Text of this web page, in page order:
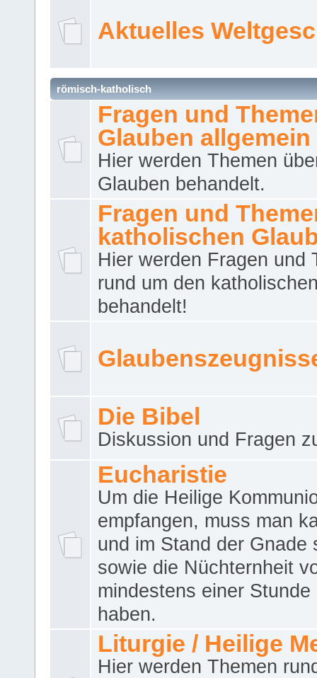
Aktuelles
römisch-katholisch
Fragen und
Glauben allgemein
Hier werden Themen
Glauben behandelt.
Fragen und
katholischen
Hier werden Fragen und
rund um den
behandelt!
Die Bibel
Diskussion und Fragen
Eucharistie
Um die Heilige
empfangen, muss man
und im Stand der Gnade
sowie die Nüchternheit
mindestens einer Stunde
haben.
Liturgie / Heilige
Hier werden Themen